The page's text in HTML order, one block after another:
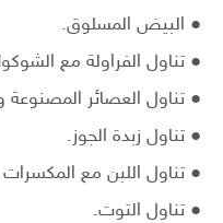
● البيض المسلوق.
● تناول الفراولة مع
● تناول العصائر
● تناول زبدة الجوز.
● تناول اللبن مع المكسرات
● تناول التوت.